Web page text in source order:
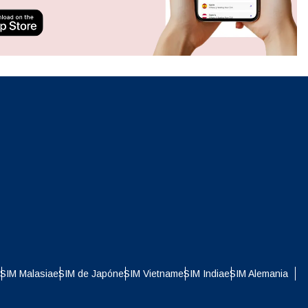
MalasiaeSIM de JapóneSIM VietnameSIM IndiaeSIM Alemania